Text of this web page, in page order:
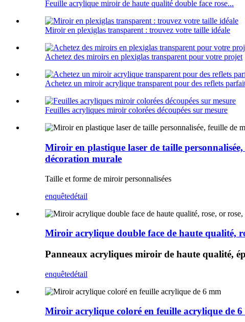
Feuille acrylique miroir de haute qualité double face rose...
Miroir en plexiglas transparent : trouvez votre taille idéale
Achetez des miroirs en plexiglas transparent pour votre projet
Achetez un miroir acrylique transparent pour des reflets
Feuilles acryliques miroir colorées découpées sur mesure
Miroir en plastique laser de taille
décoration murale
Taille et forme de miroir personnalisées
enquêtedétail
Miroir acrylique double face de haute qualité,
Panneaux acryliques miroir de haute qualité,
enquêtedétail
Miroir acrylique coloré en feuille acrylique de 6